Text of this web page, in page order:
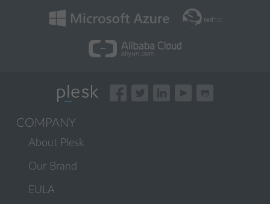
COMPANY
About Plesk
Our Brand
EULA